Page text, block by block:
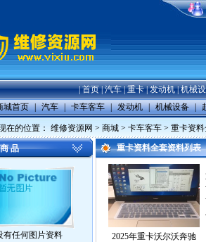
|首页|汽车|重卡|发动机|机械
城首页 | 汽车 | 卡车客车 | 发动机 | 机械设备 |
在的位置： 维修资源网 > 商城 > 卡车客车 > 重卡资
品
有任何图片资料
重卡资料全套资料列表
2025年重卡沃尔沃奔驰